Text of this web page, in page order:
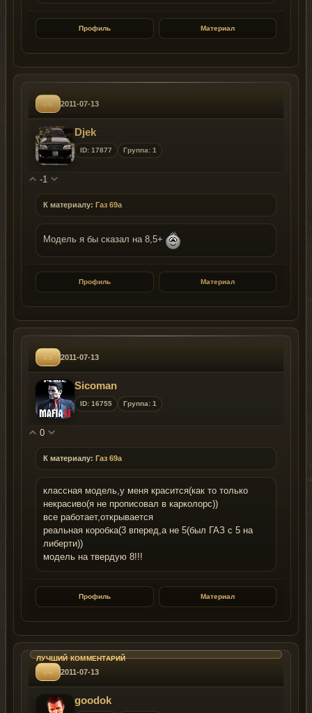
Профиль Материал
#6 2011-07-13
Djek
ID: 17877 Группа: 1
-1
К материалу: Газ 69а
Модель я бы сказал на 8,5+
Профиль Материал
#5 2011-07-13
Sicoman
ID: 16755 Группа: 1
0
К материалу: Газ 69а
классная модель,у меня красится(как то только
некрасиво(я не прописовал в карколорс))
все работает,открывается
реальная коробка(3 вперед,а не 5(был ГАЗ с 5 на
либерти))
модель на твердую 8!!!
Профиль Материал
#4 2011-07-13
goodok